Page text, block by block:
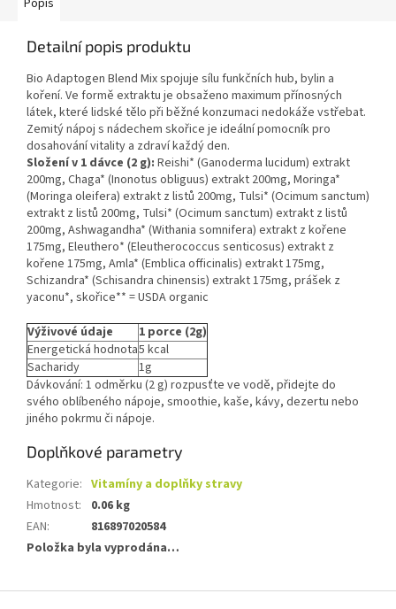
Popis
Detailní popis produktu
Bio Adaptogen Blend Mix spojuje sílu funkčních hub, bylin a
koření. Ve formě extraktu je obsaženo maximum přínosných
látek, které lidské tělo při běžné konzumaci nedokáže vstřebat.
Zemitý nápoj s nádechem skořice je ideální pomocník pro
dosahování vitality a zdraví každý den.
Složení v 1 dávce (2 g): Reishi* (Ganoderma lucidum) extrakt
200mg, Chaga* (Inonotus obliguus) extrakt 200mg, Moringa*
(Moringa oleifera) extrakt z listů 200mg, Tulsi* (Ocimum sanctum)
extrakt z listů 200mg, Tulsi* (Ocimum sanctum) extrakt z listů
200mg, Ashwagandha* (Withania somnifera) extrakt z kořene
175mg, Eleuthero* (Eleutherococcus senticosus) extrakt z
kořene 175mg, Amla* (Emblica officinalis) extrakt 175mg,
Schizandra* (Schisandra chinensis) extrakt 175mg, prášek z
yaconu*, skořice** = USDA organic
Výživové údaje
1 porce (2g)
Energetická hodnota5 kcal
Sacharidy
1g
Dávkování: 1 odměrku (2 g) rozpusťte ve vodě, přidejte do
svého oblíbeného nápoje, smoothie, kaše, kávy, dezertu nebo
jiného pokrmu či nápoje.
Doplňkové parametry
Kategorie: Vitamíny a doplňky stravy
Hmotnost:
0.06 kg
EAN:
816897020584
Položka byla vyprodána…